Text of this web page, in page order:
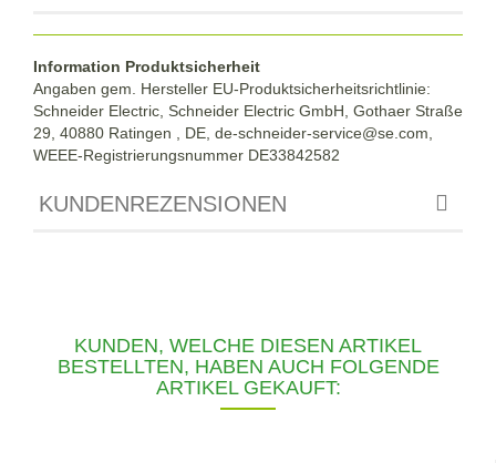
Information Produktsicherheit
Angaben gem. Hersteller EU-Produktsicherheitsrichtlinie:
Schneider Electric, Schneider Electric GmbH, Gothaer Straße
29, 40880 Ratingen , DE, de-schneider-service@se.com,
WEEE-Registrierungsnummer DE33842582
KUNDENREZENSIONEN
KUNDEN, WELCHE DIESEN ARTIKEL
BESTELLTEN, HABEN AUCH FOLGENDE
ARTIKEL GEKAUFT: